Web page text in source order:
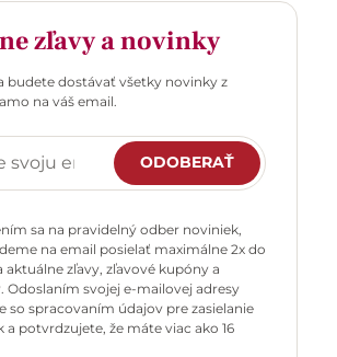
zľavy a novinky
budete dostávať všetky novinky z
na váš email.
ODOBERAŤ
sa na pravidelný odber noviniek,
na email posielať maximálne 2x do
aktuálne zľavy, zľavové kupóny a
Odoslaním svojej e-mailovej adresy
so spracovaním údajov pre zasielanie
a potvrdzujete, že máte viac ako 16